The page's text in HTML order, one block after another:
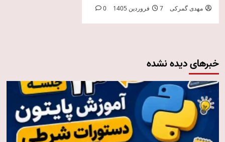
مهدی گمرکی 7 فروردین 1405 0
خبرهای دیده نشده